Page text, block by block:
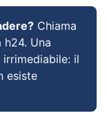
Chiama
Una
il
esiste